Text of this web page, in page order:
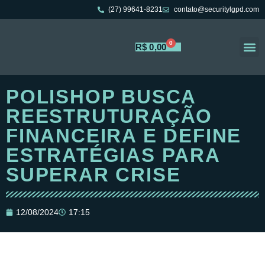
(27) 99641-8231 contato@securitylgpd.com
R$ 0,00 0
POLISHOP BUSCA
REESTRUTURAÇÃO
FINANCEIRA E DEFINE
ESTRATÉGIAS PARA
SUPERAR CRISE
12/08/2024 17:15